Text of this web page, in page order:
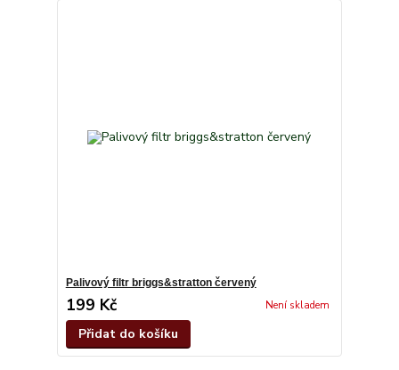
Palivový filtr briggs&stratton červený
199 Kč Není skladem
Přidat do košíku